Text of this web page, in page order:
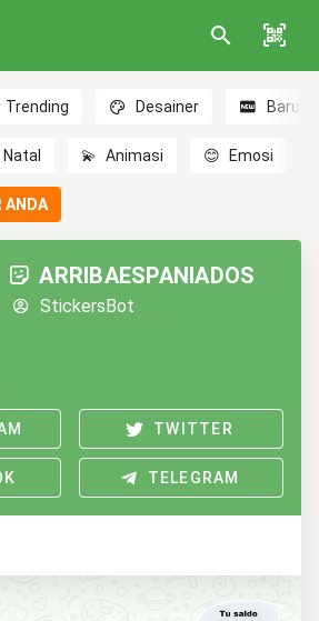
Trending Desainer Baru
Natal 💫 Animasi 😊 Emosi
ANDA
ARRIBAESPANIADOS
StickersBot
TWITTER
TELEGRAM